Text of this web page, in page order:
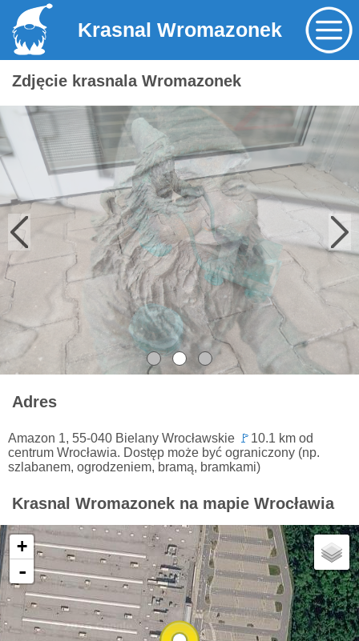
Krasnal Wromazonek
Zdjęcie krasnala Wromazonek
Adres
Amazon 1, 55-040 Bielany Wrocławskie 🚩 10.1 km od
centrum Wrocławia. Dostęp może być ograniczony (np.
szlabanem, ogrodzeniem, bramą, bramkami)
Krasnal Wromazonek na mapie Wrocławia
+
-